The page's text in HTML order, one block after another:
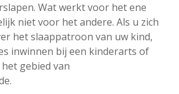
Wat werkt voor het ene
niet voor het andere. Als u zich
het slaappatroon van uw kind,
inwinnen bij een kinderarts of
gebied van